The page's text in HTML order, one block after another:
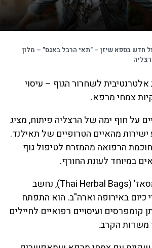
חדש בספא שיזן – "תאי הרבל באגס" – מלון
לשחרור הגוף – עיסוי
צמחי מרפא.
על חוף ימה של הרצליה פיתוח, מציג
מהאיים הטרופיים של תאילנד.
הרפואה מהמזרח לטיפול גוף
במיוחד לעונת החורף.
טיפול תאי הרבל מסאז' (Thai Herbal Bags), נחשב
כיום באירופה וארה"ב. הוא התפתח
קומפרסים ועיסויים רפואיים לחיילים
משדות הקרב.